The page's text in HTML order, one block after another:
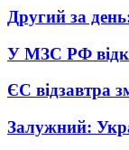
Другий за
У МЗС РФ
ЄС відзавтра
Залужний: